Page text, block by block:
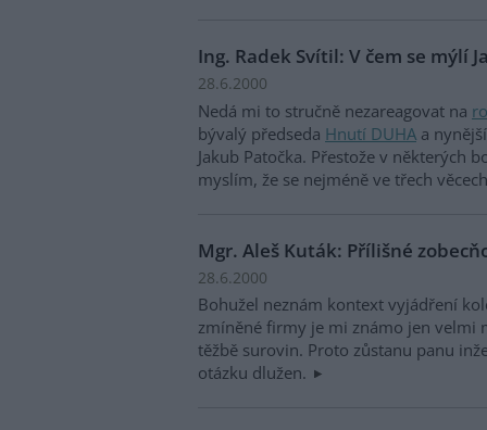
Ing. Radek Svítil: V čem se mýlí
28.6.2000
Nedá mi to stručně nezareagovat na
bývalý předseda Hnutí DUHA a
Jakub Patočka. Přestože v některých
myslím, že se nejméně ve třech
Mgr. Aleš Kuták: Přílišné
28.6.2000
Bohužel neznám kontext vyjádření
zmíněné firmy je mi známo jen velmi
těžbě surovin. Proto zůstanu panu
otázku dlužen.